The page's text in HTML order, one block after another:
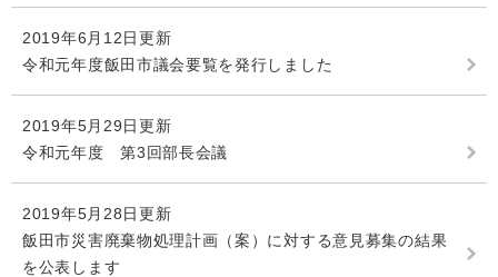
2019年6月12日更新
令和元年度飯田市議会要覧を発行しました
2019年5月29日更新
令和元年度 第3回部長会議
2019年5月28日更新
飯田市災害廃棄物処理計画（案）に対する意見募集の結果
を公表します